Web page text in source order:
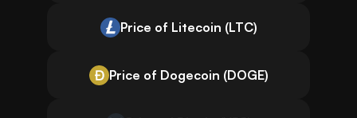
Price of Litecoin (LTC)
Price of Dogecoin (DOGE)